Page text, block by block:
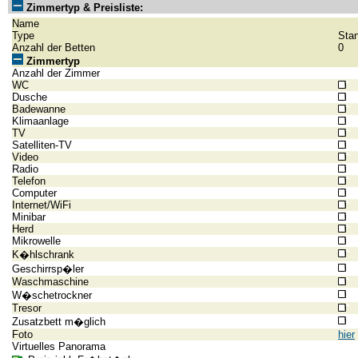
Zimmertyp & Preisliste:
Name
Type
Anzahl der Betten
0
Zimmertyp
Anzahl der Zimmer
WC
Dusche
Badewanne
Klimaanlage
TV
Satelliten-TV
Video
Radio
Telefon
Computer
Internet/WiFi
Minibar
Herd
Mikrowelle
K�hlschrank
Geschirrsp�ler
Waschmaschine
W�schetrockner
Tresor
Zusatzbett m�glich
Foto
hier
Virtuelles Panorama